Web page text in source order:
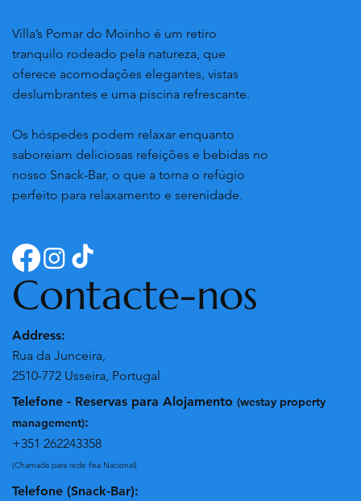
Villa’s Pomar do Moinho é um retiro
tranquilo rodeado pela natureza, que
oferece acomodações elegantes, vistas
deslumbrantes e uma piscina refrescante.
Os hóspedes podem relaxar enquanto
saboreiam deliciosas refeições e bebidas no
nosso Snack-Bar, o que a torna o refúgio
perfeito para relaxamento e serenidade.
Contacte-nos
Address:
Rua da Junceira,
2510-772 Usseira, Portugal
Telefone - Reservas para Alojamento (westay property
management):
+351 262243358
(Chamada para rede fixa Nacional)
Telefone (Snack-Bar):